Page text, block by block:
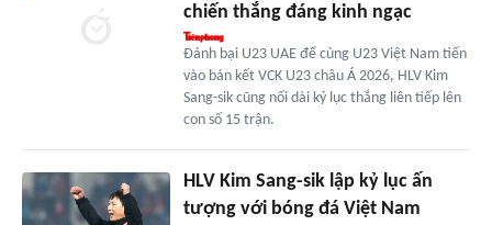
chiến thắng đáng kinh ngạc
Đánh bại U23 UAE để cùng U23 Việt Nam tiến
vào bán kết VCK U23 châu Á 2026, HLV Kim
Sang-sik cũng nối dài kỷ lục thắng liên tiếp lên
con số 15 trận.
HLV Kim Sang-sik lập kỷ lục ấn
tượng với bóng đá Việt Nam